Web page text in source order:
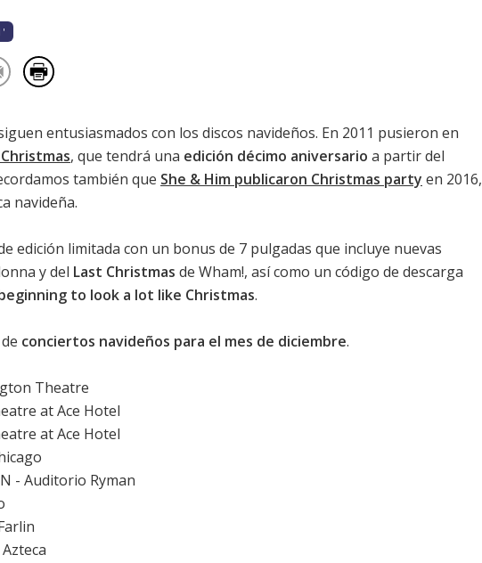
entusiasmados con los discos navideños. En 2011 pusieron en
, que tendrá una edición décimo aniversario a partir del
también que She & Him publicaron Christmas party en 2016,
navideña.
edición limitada con un bonus de 7 pulgadas que incluye nuevas
y del Last Christmas de Wham!, así como un código de descarga
to look a lot like Christmas.
conciertos navideños para el mes de diciembre.
Theatre
at Ace Hotel
at Ace Hotel
- Auditorio Ryman